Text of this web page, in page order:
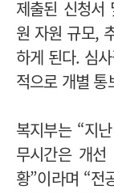
제출된 신청서
원 자원 규모,
하게 된다. 심
적으로 개별 통
복지부는 “지
무시간은 개
황”이라며 “전